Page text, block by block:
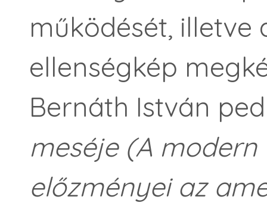
működését, illetve
ellenségkép
Bernáth István
meséje (A
előzményei az